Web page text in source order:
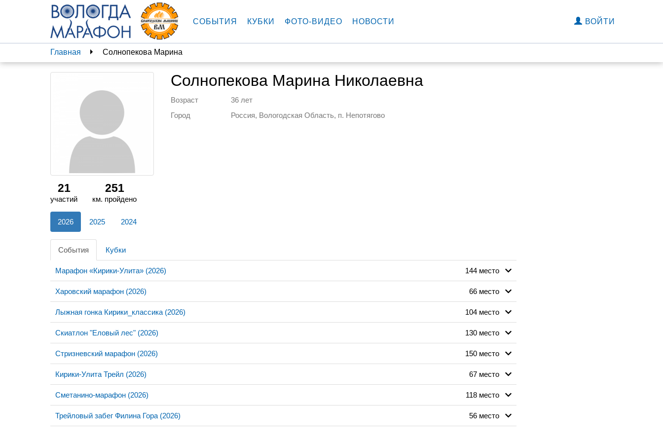
СОБЫТИЯ КУБКИ ФОТО-ВИДЕО НОВОСТИ ВОЙТИ
Главная Солнопекова Марина
Солнопекова Марина Николаевна
Возраст
36 лет
Город
Россия, Вологодская Область, п. Непотягово
21
участий
251
км. пройдено
2026 2025 2024
События Кубки
Марафон «Кирики-Улита» (2026) 144 место
Харовский марафон (2026) 66 место
Лыжная гонка Кирики_классика (2026) 104 место
Скиатлон "Еловый лес" (2026) 130 место
Стризневский марафон (2026) 150 место
Кирики-Улита Трейл (2026) 67 место
Сметанино-марафон (2026) 118 место
Трейловый забег Филина Гора (2026) 56 место